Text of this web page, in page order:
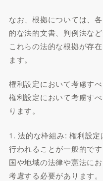
なお、根拠については、
的な法的文書、判例法な
これらの法的な根拠が存
ます。
権利設定において考慮す
権利設定において考慮す
ります。
1. 法的な枠組み: 権利設
行われることが一般的です
国や地域の法律や憲法に
考慮する必要があります。